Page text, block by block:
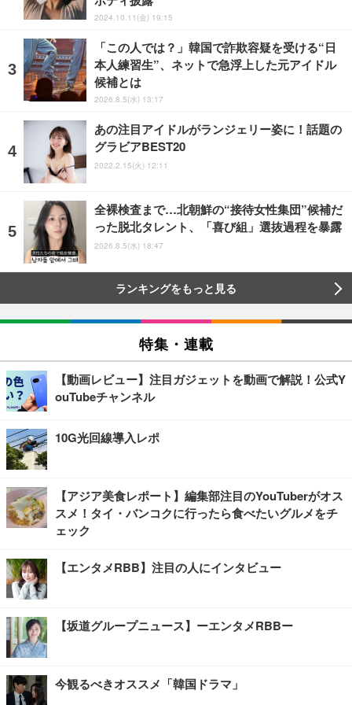
2024.10.11(金) 19:15
「この人では？」韓国で詐欺容疑を受ける“日
本人練習生”、ネットで急浮上した元アイドル
候補とは
2026.8.5(水) 13:17
あの注目アイドルがランジェリー姿に！話題の
グラビアBEST20
2022.2.15(火) 12:11
全裸検査まで…北朝鮮の“接待女性集団”候補だ
った脱北タレント、「喜び組」選抜過程を暴露
2026.8.5(水) 18:47
ランキングをもっと見る
特集・連載
【動画レビュー】注目ガジェットを動画で解説！公式Y
ouTubeチャンネル
10G光回線導入レポ
【アジア美食レポート】編集部注目のYouTuberがオス
スメ！タイ・バンコクに行ったら食べたいグルメをチ
ェック
【エンタメRBB】注目の人にインタビュー
【坂道グループニュース】ーエンタメRBBー
今観るべきオススメ「韓国ドラマ」